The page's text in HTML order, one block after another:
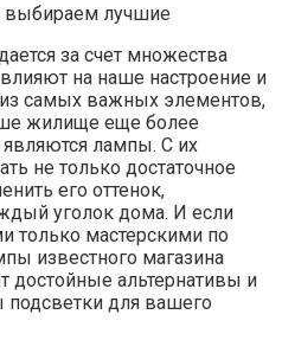
выбираем лучшие
за счет множества
на наше настроение и
самых важных элементов,
жилище еще более
лампы. С их
не только достаточное
его оттенок,
уголок дома. И если
только мастерскими по
известного магазина
достойные альтернативы и
для вашего